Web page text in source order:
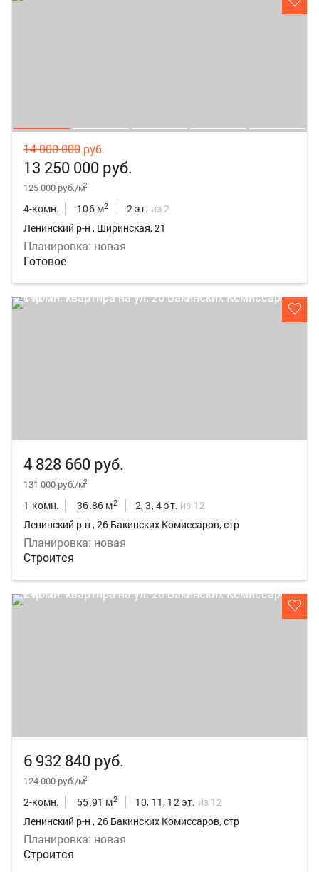
14 000 000 руб.
13 250 000 руб.
125 000 руб./м2
4-комн. 106 м2 2 эт. из 2
Ленинский р-н , Ширинская, 21
Планировка: новая
Готовое
4 828 660 руб.
131 000 руб./м2
1-комн. 36.86 м2 2, 3, 4 эт. из 12
Ленинский р-н , 26 Бакинских Комиссаров, стр
Планировка: новая
Строится
6 932 840 руб.
124 000 руб./м2
2-комн. 55.91 м2 10, 11, 12 эт. из 12
Ленинский р-н , 26 Бакинских Комиссаров, стр
Планировка: новая
Строится